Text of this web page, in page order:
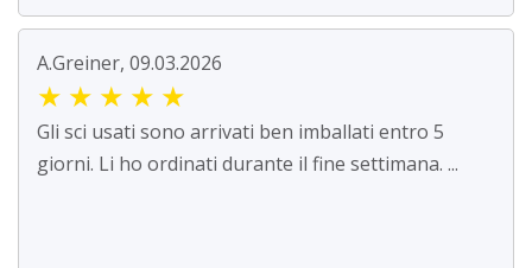
A.Greiner, 09.03.2026
★ ★ ★ ★ ★
Gli sci usati sono arrivati ben imballati entro 5
giorni. Li ho ordinati durante il fine settimana. ...